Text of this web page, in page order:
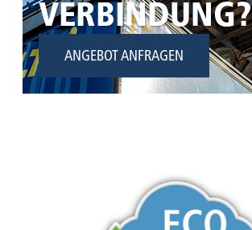
VERBINDUNG?
ANGEBOT ANFRAGEN